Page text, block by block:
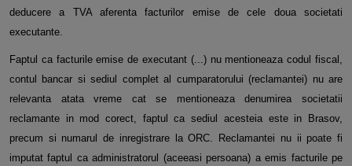
deducere a TVA aferenta facturilor emise de cele doua societati
executante.
Faptul ca facturile emise de executant (...) nu mentioneaza codul fiscal,
contul bancar si sediul complet al cumparatorului (reclamantei) nu are
relevanta atata vreme cat se mentioneaza denumirea societatii
reclamante in mod corect, faptul ca sediul acesteia este in Brasov,
precum si numarul de inregistrare la ORC. Reclamantei nu ii poate fi
imputat faptul ca administratorul (aceeasi persoana) a emis facturile pe